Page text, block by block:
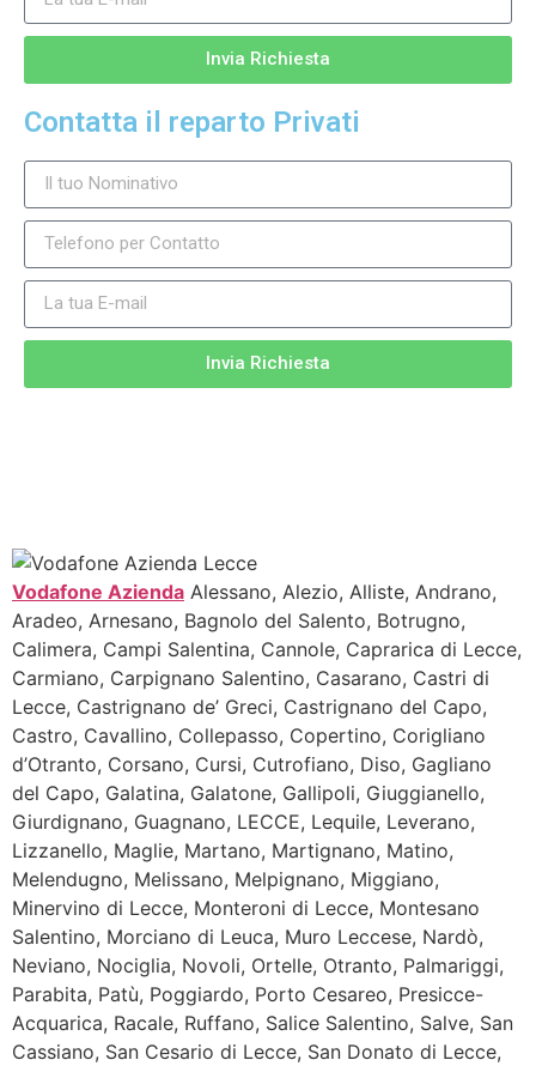
Invia Richiesta
Contatta il reparto Privati
Invia Richiesta
Vodafone Azienda Alessano, Alezio, Alliste, Andrano,
Aradeo, Arnesano, Bagnolo del Salento, Botrugno,
Calimera, Campi Salentina, Cannole, Caprarica di Lecce,
Carmiano, Carpignano Salentino, Casarano, Castri di
Lecce, Castrignano de’ Greci, Castrignano del Capo,
Castro, Cavallino, Collepasso, Copertino, Corigliano
d’Otranto, Corsano, Cursi, Cutrofiano, Diso, Gagliano
del Capo, Galatina, Galatone, Gallipoli, Giuggianello,
Giurdignano, Guagnano, LECCE, Lequile, Leverano,
Lizzanello, Maglie, Martano, Martignano, Matino,
Melendugno, Melissano, Melpignano, Miggiano,
Minervino di Lecce, Monteroni di Lecce, Montesano
Salentino, Morciano di Leuca, Muro Leccese, Nardò,
Neviano, Nociglia, Novoli, Ortelle, Otranto, Palmariggi,
Parabita, Patù, Poggiardo, Porto Cesareo, Presicce-
Acquarica, Racale, Ruffano, Salice Salentino, Salve, San
Cassiano, San Cesario di Lecce, San Donato di Lecce,